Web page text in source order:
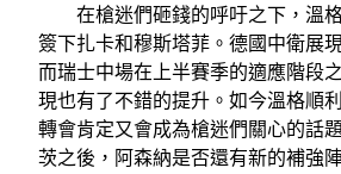
在槍迷們砸錢的呼吁之下，溫
簽下扎卡和穆斯塔菲。德國中衛展
而瑞士中場在上半賽季的適應階段
現也有了不錯的提升。如今溫格順
轉會肯定又會成為槍迷們關心的話
茨之後，阿森納是否還有新的補強